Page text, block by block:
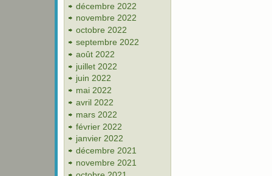
décembre 2022
novembre 2022
octobre 2022
septembre 2022
août 2022
juillet 2022
juin 2022
mai 2022
avril 2022
mars 2022
février 2022
janvier 2022
décembre 2021
novembre 2021